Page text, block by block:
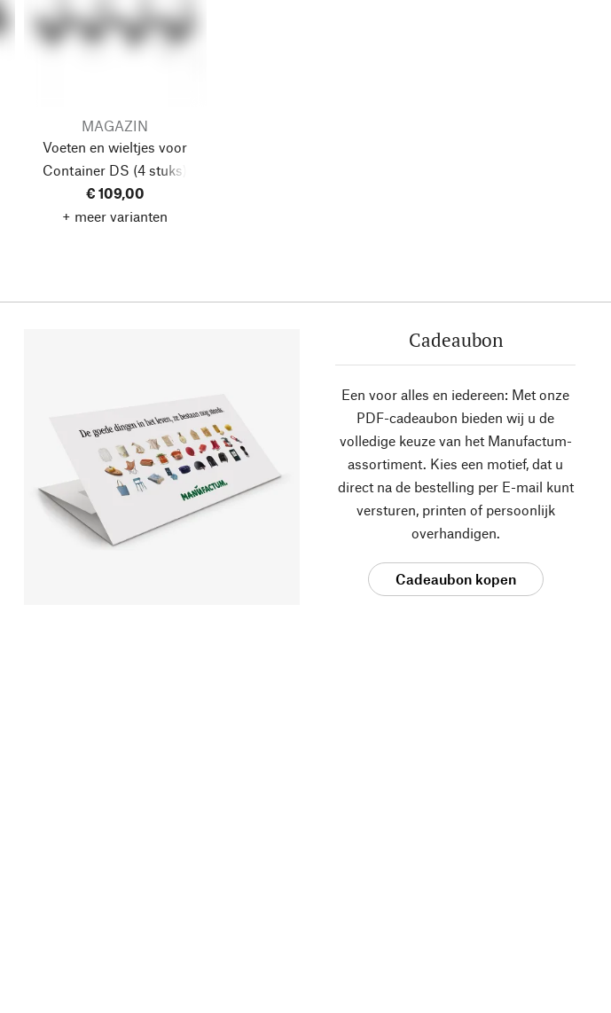
MAGAZIN
Voeten en wieltjes voor
Container DS (4 stuks)
€ 109,00
+ meer varianten
Cadeaubon
Een voor alles en iedereen: Met onze
PDF-cadeaubon bieden wij u de
volledige keuze van het Manufactum-
assortiment. Kies een motief, dat u
direct na de bestelling per E-mail kunt
versturen, printen of persoonlijk
overhandigen.
Cadeaubon kopen